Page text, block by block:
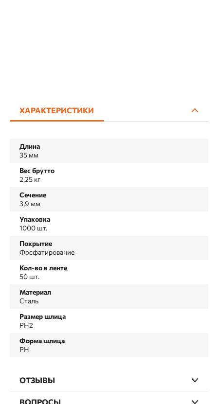
ХАРАКТЕРИСТИКИ
Длина
35 мм
Вес брутто
2,25 кг
Сечение
3,9 мм
Упаковка
1000 шт.
Покрытие
Фосфатирование
Кол-во в ленте
50 шт.
Материал
Сталь
Размер шлица
PH2
Форма шлица
PH
ОТЗЫВЫ
ВОПРОСЫ